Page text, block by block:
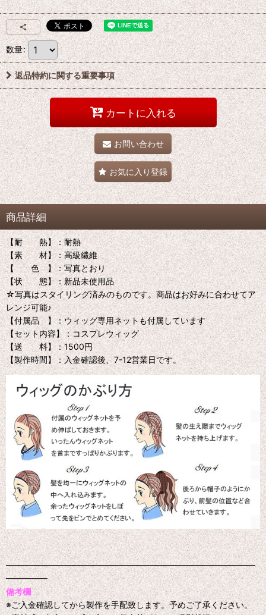
数量:
返品特約に関する重要事項
カートに入れる
お問い合わせ
お気に入り登録
商品詳細
【耐 熱】：耐熱
【素 材】：高級繊維
【 色 】：写真とおり
【状 態】：新品未使用品
☆写真はスタイリング済みのものです。商品はお好みに合わせてア
レンジ可能♪
【付属品 】：ウィッグ専用ネットも付属しています
【セット内容】：コスプレウィッグ
【送 料】：1500円
【製作時間】：入金確認後、7-12営業日です。
━━━━━━━━━━━━━━━━━━━━━━━━━━━━━━
━━━━━
備考欄
※ご入金確認してから製作を手配致します。予めご了承ください。